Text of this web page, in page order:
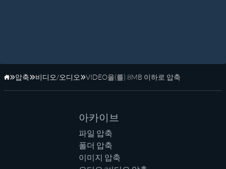
홈페이지
압축 비디오/오디오 VIDEO을(를) 8MB 이하로 압축
아카이브
파일 압축
폴더 압축
이미지 압축